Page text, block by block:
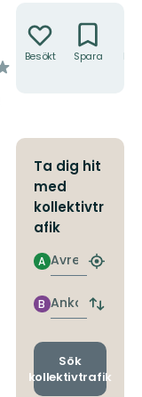
Besökt Spara
Ta dig hit
med
kollektivtr
afik
Avresa
A
Hitta
Ankomst
B
Byt
och
Sök
kollektivtrafik